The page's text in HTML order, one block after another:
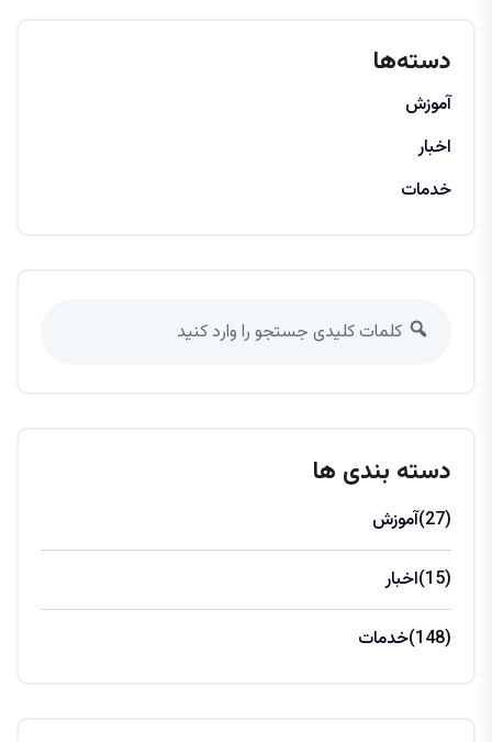
دسته‌ها
آموزش
اخبار
خدمات
دسته بندی ها
آموزش (27)
اخبار (15)
خدمات (148)